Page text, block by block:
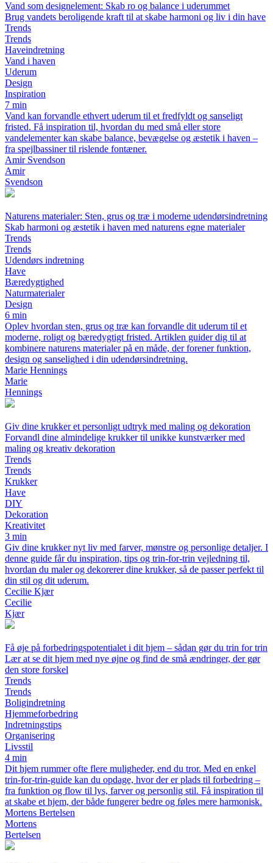
Vand som designelement: Skab ro og balance i uderummet
Brug vandets beroligende kraft til at skabe harmoni og liv i din have
Trends
Trends
Haveindretning
Vand i haven
Uderum
Design
Inspiration
7 min
Vand kan forvandle ethvert uderum til et fredfyldt og sanseligt
fristed. Få inspiration til, hvordan du med små eller store
vandelementer kan skabe balance, bevægelse og æstetik i haven –
fra spejlbassiner til rislende fontæner.
Amir Svendson
Amir
Svendson
Naturens materialer: Sten, grus og træ i moderne udendørsindretning
Skab harmoni og æstetik i haven med naturens egne materialer
Trends
Trends
Udendørs indretning
Have
Bæredygtighed
Naturmaterialer
Design
6 min
Oplev hvordan sten, grus og træ kan forvandle dit uderum til et
moderne, roligt og bæredygtigt fristed. Artiklen guider dig til at
kombinere naturens materialer på en måde, der forener funktion,
design og sanselighed i din udendørsindretning.
Marie Hennings
Marie
Hennings
Giv dine krukker et personligt udtryk med maling og dekoration
Forvandl dine almindelige krukker til unikke kunstværker med
maling og kreativ dekoration
Trends
Trends
Krukker
Have
DIY
Dekoration
Kreativitet
3 min
Giv dine krukker nyt liv med farver, mønstre og personlige detaljer. I
denne guide får du inspiration, tips og trin-for-trin vejledning til,
hvordan du maler og dekorerer dine krukker, så de passer perfekt til
din stil og dit uderum.
Cecilie Kjær
Cecilie
Kjær
Få øje på forbedringspotentialet i dit hjem – sådan gør du trin for trin
Lær at se dit hjem med nye øjne og find de små ændringer, der gør
den store forskel
Trends
Trends
Boligindretning
Hjemmeforbedring
Indretningstips
Organisering
Livsstil
4 min
Dit hjem rummer ofte flere muligheder, end du tror. Med en enkel
trin-for-trin-guide kan du opdage, hvor der er plads til forbedring –
fra funktion og flow til lys, farver og personlig stil. Få inspiration til
at skabe et hjem, der både fungerer bedre og føles mere harmonisk.
Mortens Bertelsen
Mortens
Bertelsen